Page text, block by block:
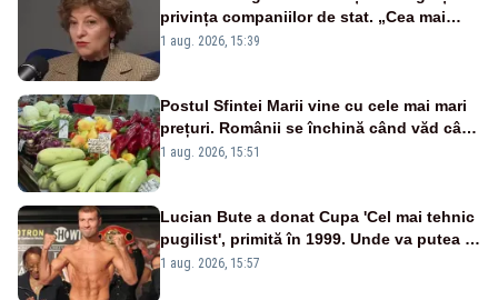
privința companiilor de stat. „Cea mai
mare tâmpenie a fost că eu am crezut că
1 aug. 2026, 15:39
Postul Sfintei Marii vine cu cele mai mari
prețuri. Românii se închină când văd cât
costă mâncarea de zi cu zi
1 aug. 2026, 15:51
Lucian Bute a donat Cupa 'Cel mai tehnic
pugilist', primită în 1999. Unde va putea fi
admirat trofeul
1 aug. 2026, 15:57